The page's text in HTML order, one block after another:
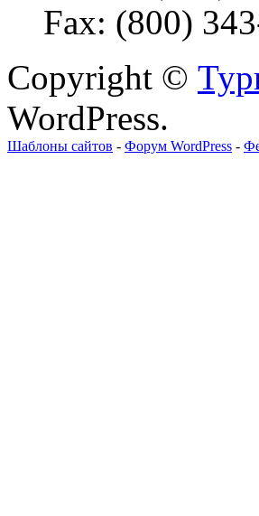
Fax: (800)
Copyright ©
WordPress.
Шаблоны сайтов - Форум WordPress -